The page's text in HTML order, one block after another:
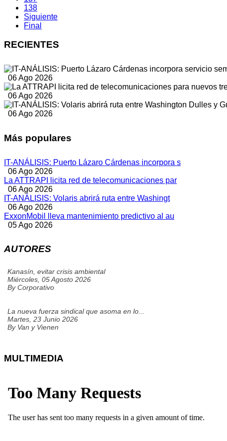
138
Siguiente
Final
RECIENTES
06 Ago 2026
06 Ago 2026
06 Ago 2026
Más populares
IT-ANÁLISIS: Puerto Lázaro Cárdenas incorpora s
06 Ago 2026
La ATTRAPI licita red de telecomunicaciones par
06 Ago 2026
IT-ANÁLISIS: Volaris abrirá ruta entre Washingt
06 Ago 2026
ExxonMobil lleva mantenimiento predictivo al au
05 Ago 2026
AUTORES
Kanasín, evitar crisis ambiental
Miércoles, 05 Agosto 2026
ByCorporativo
La nueva fuerza sindical que asoma en lo...
Martes, 23 Junio 2026
By Van y Vienen
MULTIMEDIA